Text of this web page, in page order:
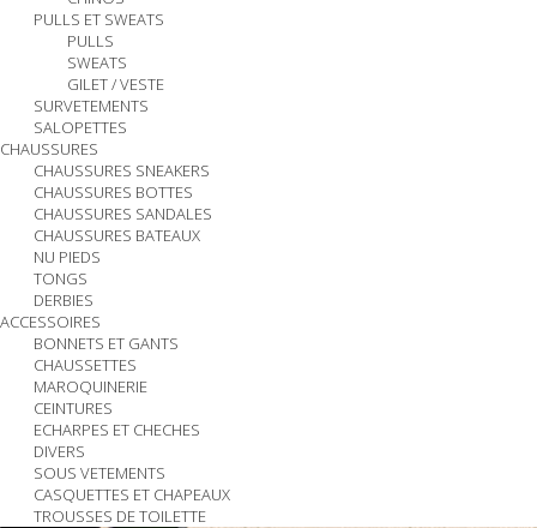
PULLS ET SWEATS
PULLS
SWEATS
GILET / VESTE
SURVETEMENTS
SALOPETTES
CHAUSSURES
CHAUSSURES SNEAKERS
CHAUSSURES BOTTES
CHAUSSURES SANDALES
CHAUSSURES BATEAUX
NU PIEDS
TONGS
DERBIES
ACCESSOIRES
BONNETS ET GANTS
CHAUSSETTES
MAROQUINERIE
CEINTURES
ECHARPES ET CHECHES
DIVERS
SOUS VETEMENTS
CASQUETTES ET CHAPEAUX
TROUSSES DE TOILETTE